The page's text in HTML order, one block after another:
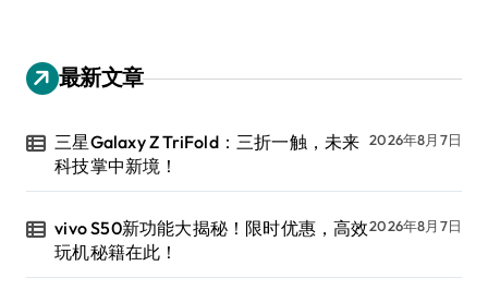
最新文章
三星Galaxy Z TriFold：三折一触，未来
科技掌中新境！
2026年8月7日
vivo S50新功能大揭秘！限时优惠，高效
玩机秘籍在此！
2026年8月7日